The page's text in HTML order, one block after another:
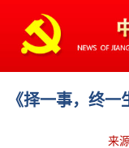
《择一事，终一
来源